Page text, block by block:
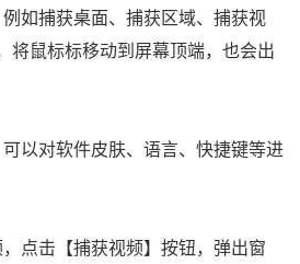
如捕获桌面、捕获区域、捕获视
将鼠标标移动到屏幕顶端，也会出
以对软件皮肤、语言、快捷键等进
点击【捕获视频】按钮，弹出窗